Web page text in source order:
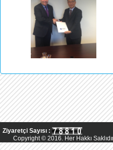
Ziyaretçi Sayısı :
Copyright © 2016. Her Hakkı